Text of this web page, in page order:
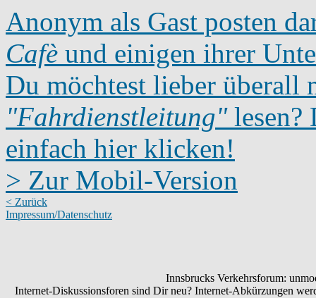
Anonym als Gast posten
Cafè und einigen ihrer
Du möchtest lieber überall
"Fahrdienstleitung"lesen?
einfach hier klicken!
> Zur Mobil-Version
< Zurück
Impressum/Datenschutz
Innsbrucks Verkehrsforum:
Internet-Diskussionsforen sind Dir neu? Internet-Abkürzungen